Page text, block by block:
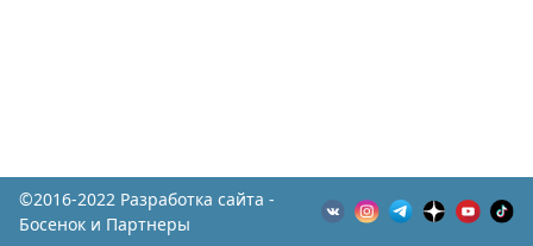
©2016-2022 Разработка сайта -
Босенок и Партнеры